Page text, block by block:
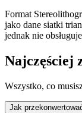
Format
jako dane siatki
jednak nie
Najczęściej
Wszystko, co
Jak